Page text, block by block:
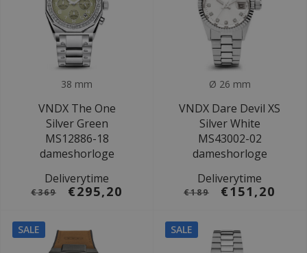
38 mm
VNDX The One
Silver Green
MS12886-18
dameshorloge
Deliverytime
€369 €295,20
Ø 26 mm
VNDX Dare Devil XS
Silver White
MS43002-02
dameshorloge
Deliverytime
€189 €151,20
SALE SALE